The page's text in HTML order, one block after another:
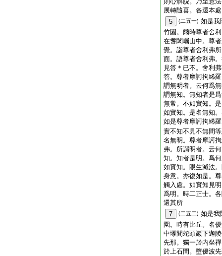
展轉隨喜。各還本處
5
(二五一) 如是我
竹園。爾時尊者舍
在耆闍崛山中。尊
覺。詣尊者舍利弗
面。語尊者舍利弗
見答＊已不。舍利
答。尊者摩訶拘絺
謂無明者。云何爲
謂無知。無知者是
無常。不如實知。
如實知。是名無知
如是尊者摩訶拘絺
實不知不見不無間
名無明。尊者摩訶
弗。所謂明者。云
知。知者是明。爲
如實知。眼生滅法
身意。亦復如是。
觸入處。如實知見
爲明。時二正士。
還其所
7
(二五二) 如是我
園。時有比丘。名
中塜間蛇頭巖下迦
先那。獨一於内坐
於上石間。墮優波